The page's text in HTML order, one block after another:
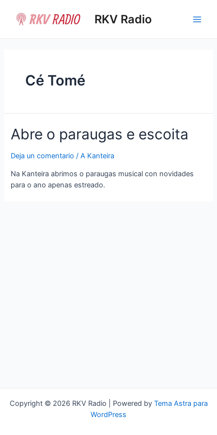
contenido
RKV Radio
Cé Tomé
Abre o paraugas e escoita
Deja un comentario /A Kanteira
Na Kanteira abrimos o paraugas musical con novidades
para o ano apenas estreado.
Copyright © 2026 RKV Radio | Powered by Tema Astra para
WordPress